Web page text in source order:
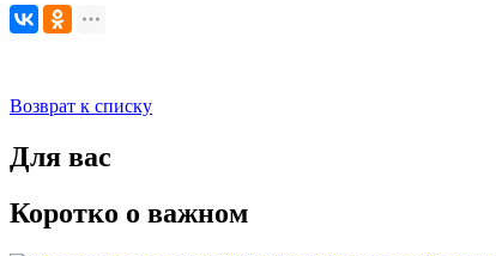
Возврат к списку
Для вас
Коротко о важном